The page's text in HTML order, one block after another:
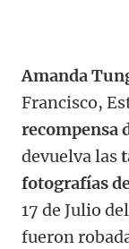
Amanda
Francisco,
recompensa
devuelva las
fotografías
17 de Julio
fueron